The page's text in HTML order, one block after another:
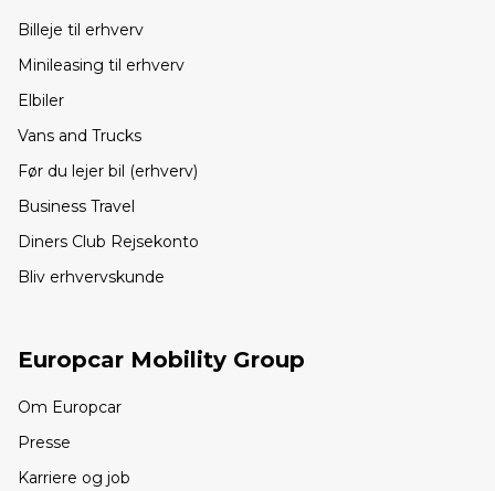
Billeje til erhverv
Minileasing til erhverv
Elbiler
Vans and Trucks
Før du lejer bil (erhverv)
Business Travel
Diners Club Rejsekonto
Bliv erhvervskunde
Europcar Mobility Group
Om Europcar
Presse
Karriere og job